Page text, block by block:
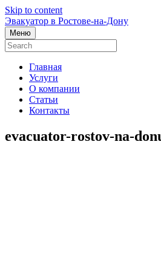
Skip to content
Эвакуатор в Ростове-на-Дону
Меню
Главная
Услуги
О компании
Статьи
Контакты
evacuator-rostov-na-